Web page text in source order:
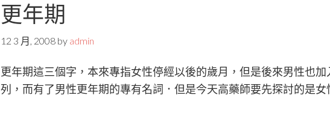
更年期
12 3 月, 2008 by admin
更年期這三個字，本來專指女性停經以後的歲月，但是後來男性也
列，而有了男性更年期的專有名詞．但是今天高藥師要先探討的是女